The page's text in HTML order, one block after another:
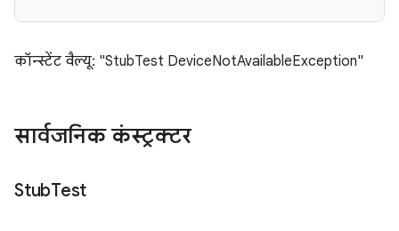
कॉन्स्टेंट वैल्यू: "StubTest DeviceNotAvailableException"
सार्वजनिक कंस्ट्रक्टर
StubTest